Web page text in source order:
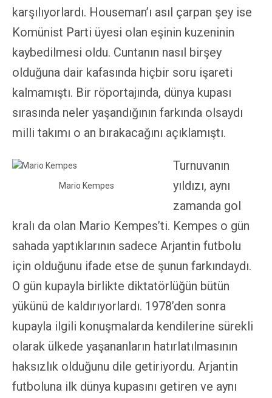
karşılıyorlardı. Houseman’ı asıl çarpan şey ise
Komünist Parti üyesi olan eşinin kuzeninin
kaybedilmesi oldu. Cuntanın nasıl birşey
olduğuna dair kafasında hiçbir soru işareti
kalmamıştı. Bir röportajında, dünya kupası
sırasında neler yaşandığının farkında olsaydı
milli takımı o an bırakacağını açıklamıştı.
Mario Kempes
Turnuvanın
yıldızı, aynı
zamanda gol
kralı da olan Mario Kempes’ti. Kempes o gün
sahada yaptıklarının sadece Arjantin futbolu
için olduğunu ifade etse de şunun farkındaydı.
O gün kupayla birlikte diktatörlüğün bütün
yükünü de kaldırıyorlardı. 1978’den sonra
kupayla ilgili konuşmalarda kendilerine sürekli
olarak ülkede yaşananların hatırlatılmasının
haksızlık olduğunu dile getiriyordu. Arjantin
futboluna ilk dünya kupasını getiren ve aynı